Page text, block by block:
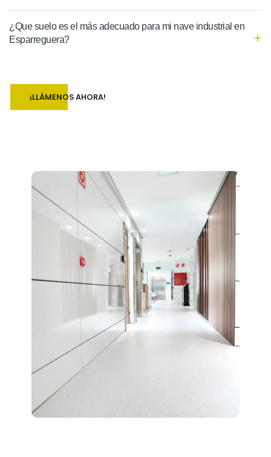
¿Que suelo es el más adecuado para mi nave industrial en
Esparreguera?
¡LLÁMENOS AHORA!